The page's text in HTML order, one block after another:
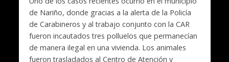
de Nariño, donde gracias a la alerta de la Policía
de Carabineros y al trabajo conjunto con la CAR
fueron incautados tres polluelos que permanecían
de manera ilegal en una vivienda. Los animales
fueron trasladados al Centro de Atención y